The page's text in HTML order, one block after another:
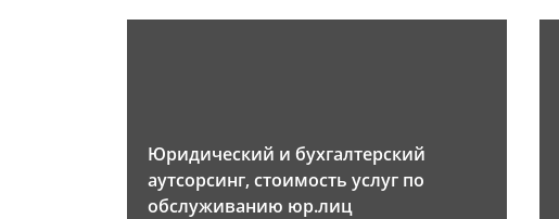
Юридический и бухгалтерский
аутсорсинг, стоимость услуг по
обслуживанию юр.лиц